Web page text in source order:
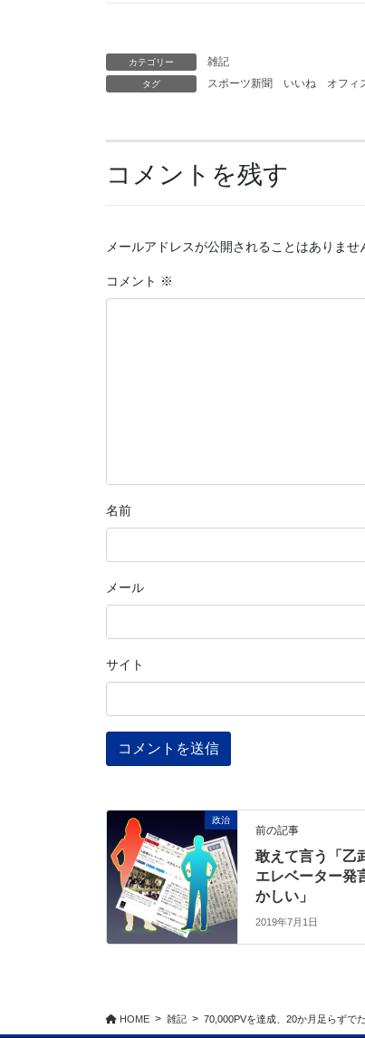
カテゴリー 雑記
タグ スポーツ新聞 いいね オフィ
コメントを残す
メールアドレスが公開されることはありませ
コメント ※
名前
メール
サイト
政治
前の記事
敢えて言う「乙
エレベーター発
かしい」
2019年7月1日
HOME 雑記 70,000PVを達成、20か月足らずで